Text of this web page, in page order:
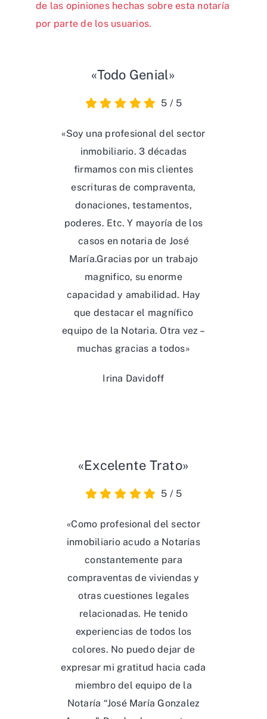
de las opiniones hechas sobre esta notaría
por parte de los usuarios.
«Todo Genial»
5 / 5
«Soy una profesional del sector
inmobiliario. 3 décadas
firmamos con mis clientes
escrituras de compraventa,
donaciones, testamentos,
poderes. Etc. Y mayoría de los
casos en notaria de José
María.Gracias por un trabajo
magnifico, su enorme
capacidad y amabilidad. Hay
que destacar el magnífico
equipo de la Notaria. Otra vez –
muchas gracias a todos»
Irina Davidoff
«Excelente Trato»
5 / 5
«Como profesional del sector
inmobiliario acudo a Notarías
constantemente para
compraventas de viviendas y
otras cuestiones legales
relacionadas. He tenido
experiencias de todos los
colores. No puedo dejar de
expresar mi gratitud hacia cada
miembro del equipo de la
Notaría “José María Gonzalez